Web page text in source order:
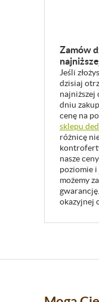
Zamów
Jeśli
dzisiaj
najniższej
dniu
cenę na
sklepu
różnicę
nasze
poziomie
możemy
okazyjnej